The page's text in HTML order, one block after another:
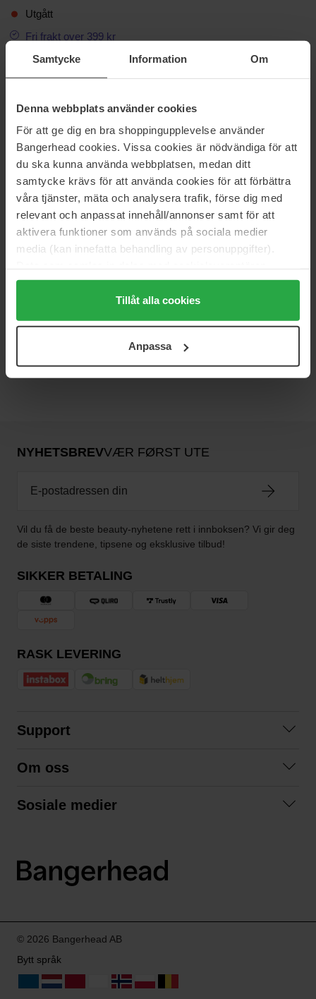
Samtycke Information Om
Denna webbplats använder cookies
För att ge dig en bra shoppingupplevelse använder
Bangerhead cookies. Vissa cookies är nödvändiga för att
du ska kunna använda webbplatsen, medan ditt
samtycke krävs för att använda cookies för att förbättra
våra tjänster, mäta och analysera trafik, förse dig med
relevant och anpassat innehåll/annonser samt för att
aktivera funktioner som används på sociala medier
media (kan innefatta behandling av personuppgifter).
Genom att trycka på "Tillåt alla cookies" accepterar du
alla cookies, medan du under "Detaljer" kan anpassa
användningen av cookies. Du kan när som helst återkalla
samt vår Integritetspolicy.
Tillåt alla cookies
Anpassa
Utgått
Fri frakt over 399 kr
Beautiful Price
Informasjon
Artikkelnummer: 106244
Kategorier:
Hjem
Accessories
Mulberry Silk Scrunchie
Ingen anmeldelser ennå
NYHETSBREVVÆR FØRST UTE
Vil du få de beste beauty-nyhetene rett i innboksen? Vi gir deg
de siste trendene, tipsene og eksklusive tilbud!
SIKKER BETALING
RASK LEVERING
Support
Kjøpsvilkår
Om oss
Sosiale medier
LinkedIn
© 2026 Bangerhead AB
Bytt språk